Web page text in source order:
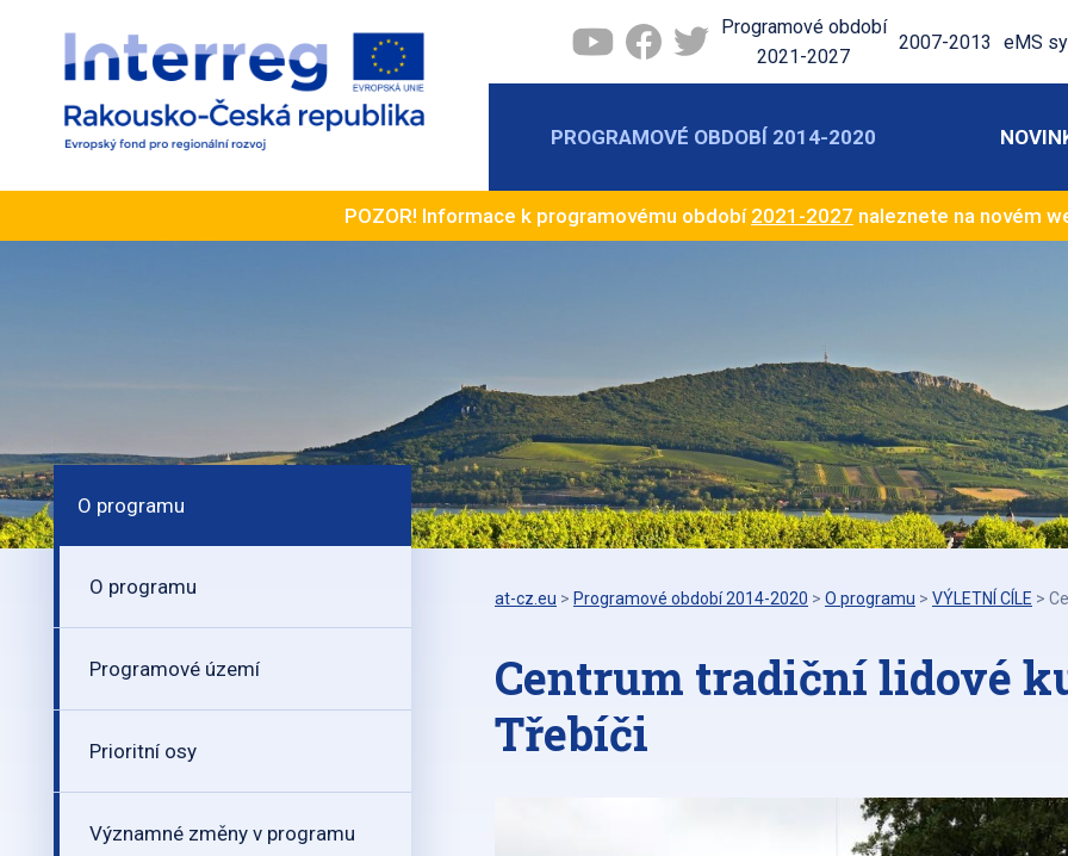
Programové období
2021-2027
2007-2013 eMS
PROGRAMOVÉ OBDOBÍ 2014-2020
POZOR! Informace k programovému období 2021-2027 naleznete na novém
O programu
O programu
Programové území
Prioritní osy
Významné změny v programu
at-cz.eu > Programové období 2014-2020 > O programu > VÝLETNÍ CÍLE >
Centrum tradiční lidové
Třebíči